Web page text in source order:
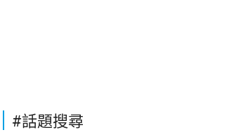
#話題搜尋